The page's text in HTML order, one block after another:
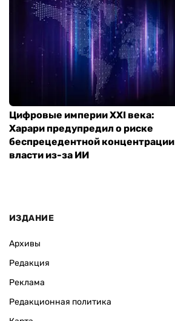
Цифровые империи XXI века:
Харари предупредил о риске
беспрецедентной концентрации
власти из-за ИИ
ИЗДАНИЕ
Архивы
Редакция
Реклама
Редакционная политика